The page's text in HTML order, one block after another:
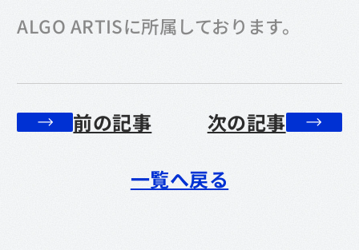
ALGO ARTISに所属しております。
前の記事 次の記事
一覧へ戻る